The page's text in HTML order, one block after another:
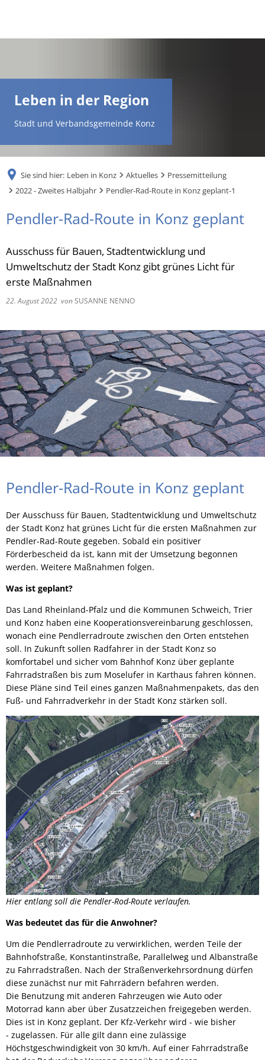
FR
TR
Leben in der Region
Stadt und Verbandsgemeinde Konz
Sie sind hier: Leben in Konz Aktuelles
Pressemitteilung
2022 - Zweites Halbjahr
Pendler-Rad-Route in Konz geplant-1
Pendler-Rad-Route in Konz geplant
Ausschuss für Bauen, Stadtentwicklung und
Umweltschutz der Stadt Konz gibt grünes Licht für
erste Maßnahmen
22. August 2022 vonSUSANNE NENNO
Pendler-Rad-Route in Konz geplant
Der Ausschuss für Bauen, Stadtentwicklung und Umweltschutz
der Stadt Konz hat grünes Licht für die ersten Maßnahmen zur
Pendler-Rad-Route gegeben. Sobald ein positiver
Förderbescheid da ist, kann mit der Umsetzung begonnen
werden. Weitere Maßnahmen folgen.
Was ist geplant?
Das Land Rheinland-Pfalz und die Kommunen Schweich, Trier
und Konz haben eine Kooperationsvereinbarung geschlossen,
wonach eine Pendlerradroute zwischen den Orten entstehen
soll. In Zukunft sollen Radfahrer in der Stadt Konz so
komfortabel und sicher vom Bahnhof Konz über geplante
Fahrradstraßen bis zum Moselufer in Karthaus fahren können.
Diese Pläne sind Teil eines ganzen Maßnahmenpakets, das den
Fuß- und Fahrradverkehr in der Stadt Konz stärken soll.
Hier entlang soll die Pendler-Rod-Route verlaufen.
Was bedeutet das für die Anwohner?
Um die Pendlerradroute zu verwirklichen, werden Teile der
Bahnhofstraße, Konstantinstraße, Parallelweg und Albanstraße
zu Fahrradstraßen. Nach der Straßenverkehrsordnung dürfen
diese zunächst nur mit Fahrrädern befahren werden.
Die Benutzung mit anderen Fahrzeugen wie Auto oder
Motorrad kann aber über Zusatzzeichen freigegeben werden.
Dies ist in Konz geplant. Der Kfz-Verkehr wird - wie bisher
- zugelassen. Für alle gilt dann eine zulässige
Höchstgeschwindigkeit von 30 km/h. Auf einer Fahrradstraße